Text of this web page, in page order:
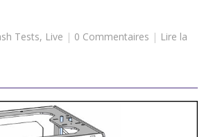
Tests, Live | 0 Commentaires | Lire la